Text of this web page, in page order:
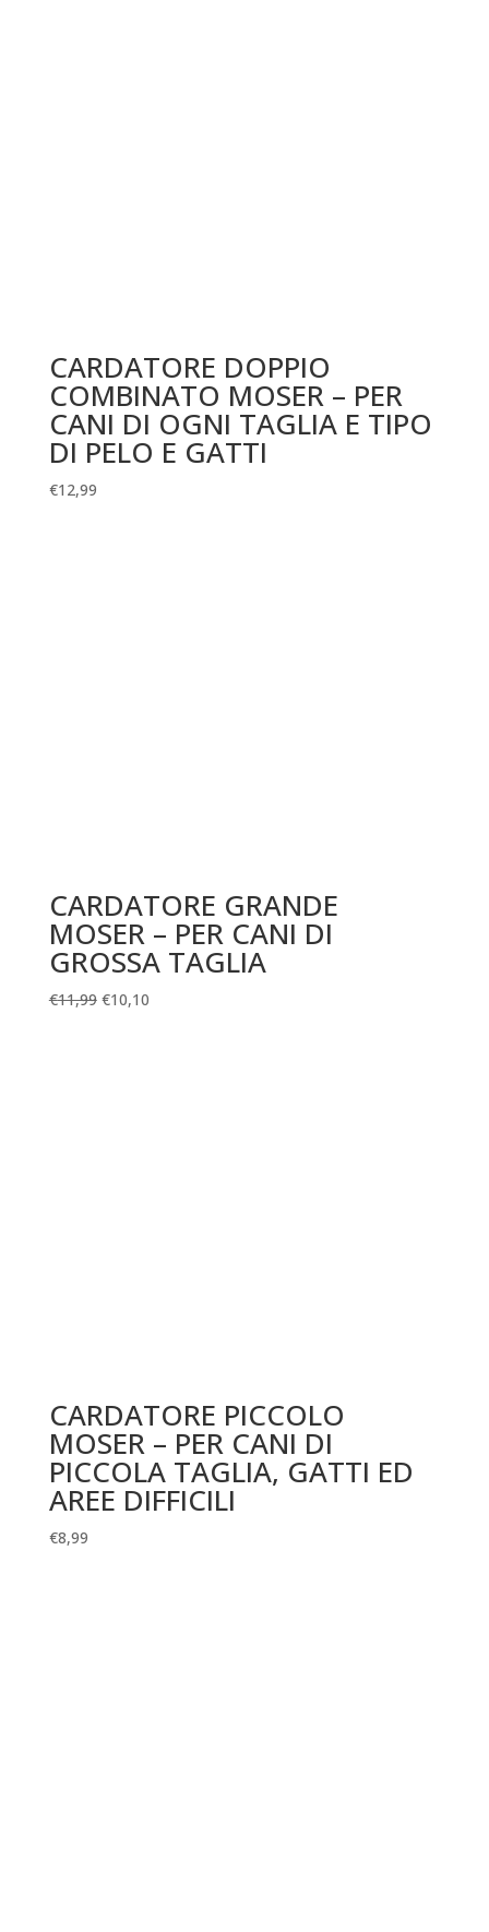
CARDATORE DOPPIO
COMBINATO MOSER – PER
CANI DI OGNI TAGLIA E TIPO
DI PELO E GATTI
€12,99
CARDATORE GRANDE
MOSER – PER CANI DI
GROSSA TAGLIA
€11,99 €10,10
CARDATORE PICCOLO
MOSER – PER CANI DI
PICCOLA TAGLIA, GATTI ED
AREE DIFFICILI
€8,99